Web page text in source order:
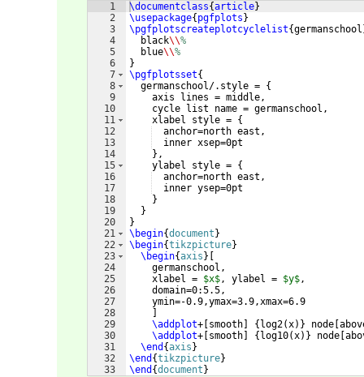
1
2
3
4
5
6
7
8
9
10
11
12
13
14
15
16
17
18
19
20
21
22
23
24
25
26
27
28
29
30
31
32
33
\documentclass{article}
\usepackage{ pgfplots }
\pgfplotscreateplotcyclelist{germanschool
  black
\\%
  blue
\\%
}
\pgfplotsset{
  germanschool/.style =
{
    axis lines = middle,
    cycle list name = germanschool,
    xlabel style =
{
  anchor=north east,
  inner xsep=0pt
} ,
    ylabel style =
{
  anchor=north east,
  inner ysep=0pt
}
}
}
\begin{document }
\begin{tikzpicture}
\begin{axis }
    germanschool,
    xlabel =
$x$, ylabel = $y$,
    domain=0:5.5,
    ymin=-0.9,ymax=3.9,xmax=6.9
\addplot+ smooth { log2(x)} node
\addplot+ smooth { log10(x)} node
\end {axis }
\end {tikzpicture}
\end {document }